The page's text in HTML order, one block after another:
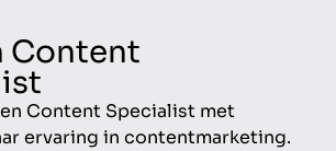
Content
Content Specialist met
ervaring in contentmarketing.